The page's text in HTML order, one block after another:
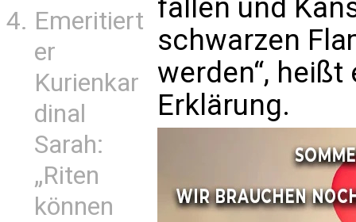
Emeritiert
er
Kurienkar
dinal
Sarah:
„Riten
können
fallen und
schwarzen
werden“,
Erklärung.